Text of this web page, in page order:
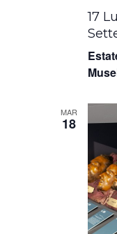
17
MAR
18